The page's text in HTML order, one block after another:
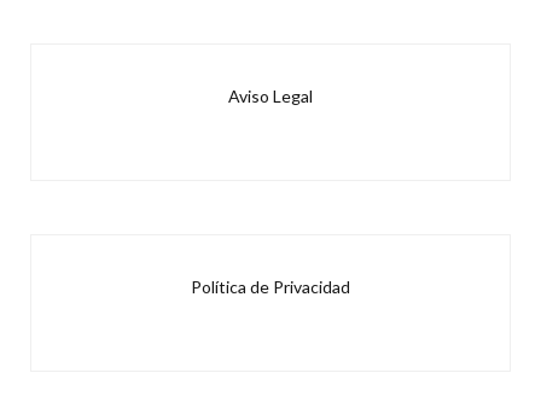
Aviso Legal
Política de Privacidad